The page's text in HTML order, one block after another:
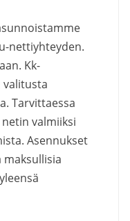
nettiyhteyden.
Kk-
Tarvittaessa
valmiiksi
Asennukset
maksullisia